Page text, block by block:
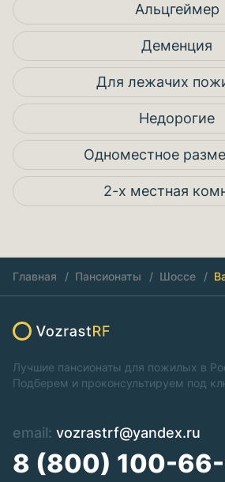
Альцгеймер
Деменция
Для лежачих
Недорогие
Одноместное
2-х местная
Главная Пансионаты Шоссе
Лучшие пансионаты для пожилых в
Подберем и проконсультируем под
email: vozrastrf@yandex.ru
8 (800) 100-